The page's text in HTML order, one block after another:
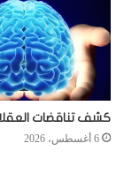
كشف تناقضات
6 أغسطس، 2026